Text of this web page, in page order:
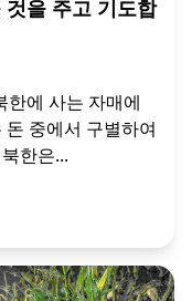
을 주고 기도합
한에 사는 자매에
중에서 구별하여
한은...